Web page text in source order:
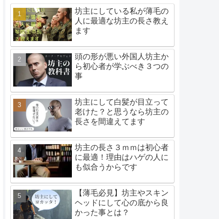
坊主にしている私が薄毛の
人に最適な坊主の長さ教え
ます
頭の形が悪い外国人坊主か
ら初心者が学ぶべき３つの
事
坊主にして白髪が目立って
老けた？と思うなら坊主の
長さを間違えてます
坊主の長さ３ｍｍは初心者
に最適！理由はハゲの人に
も似合うからです
【薄毛必見】坊主やスキン
ヘッドにして心の底から良
かった事とは？